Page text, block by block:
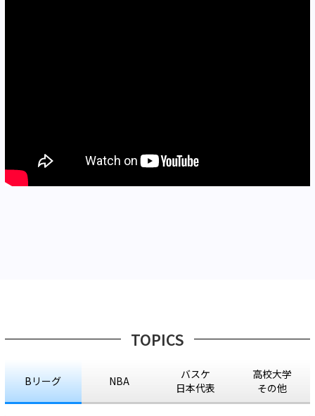
TOPICS
Bリーグ NBA
バスケ
日本代表
高校大学
その他